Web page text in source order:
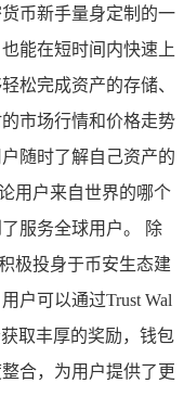
币新手量身定制的一
能在短时间内快速上
松完成资产的存储、
市场行情和价格走势
随时了解自己资产的
用户来自世界的哪个
服务全球用户。 除
极投身于币安生态建
户可以通过Trust Wal
取丰厚的奖励，钱包
合，为用户提供了更